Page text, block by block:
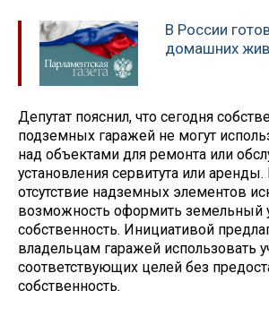
В России
домашних
Депутат пояснил, что сегодня
подземных гаражей не могут
над объектами для ремонта или
установления сервитута или
отсутствие надземных элементов
возможность оформить земельный
собственность. Инициативой
владельцам гаражей использовать
соответствующих целей без
собственность.